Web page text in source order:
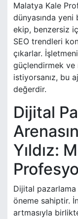
Malatya Kale
dünyasında yeni
ekip, benzersiz
SEO trendleri
çıkarlar.
güçlendirmek ve
istiyorsanız, bu
değerdir.
Dijital
Yıldız:
Dijital
öneme sahiptir.
artmasıyla